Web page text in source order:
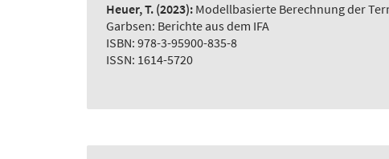
Heuer, T. (2023): Modellbasierte Berechnung der
Garbsen: Berichte aus dem IFA
ISBN: 978-3-95900-835-8
ISSN: 1614-5720